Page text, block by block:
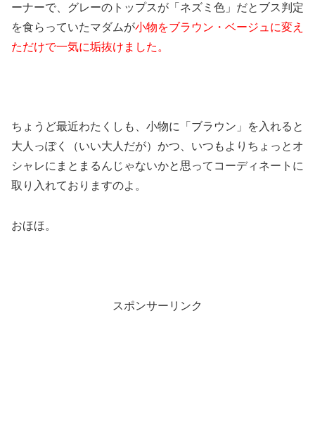
ーナーで、グレーのトップスが「ネズミ色」だとブス判定
を食らっていたマダムが小物をブラウン・ベージュに変え
ただけで一気に垢抜けました。
ちょうど最近わたくしも、小物に「ブラウン」を入れると
大人っぽく（いい大人だが）かつ、いつもよりちょっとオ
シャレにまとまるんじゃないかと思ってコーディネートに
取り入れておりますのよ。
おほほ。
スポンサーリンク